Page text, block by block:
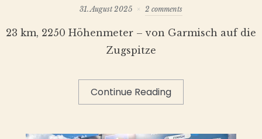
31. August 2025 2 comments
23 km, 2250 Höhenmeter – von Garmisch auf die
Zugspitze
Continue Reading